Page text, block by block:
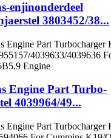
enjinonderdeel
3803452/38...
Engine Part Turbo-
4039964/49...